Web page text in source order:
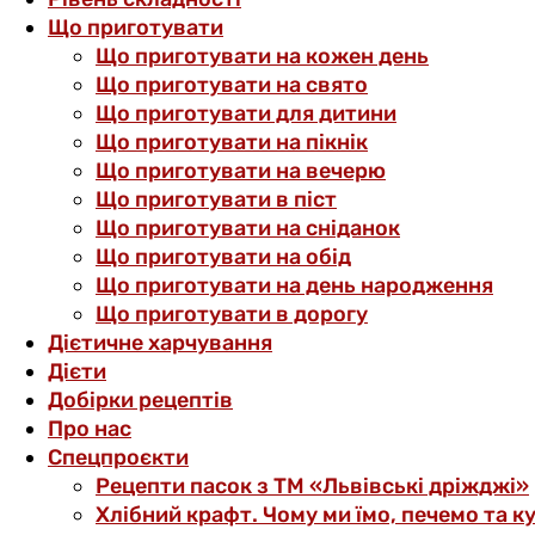
Що приготувати
Що приготувати на кожен день
Що приготувати на свято
Що приготувати для дитини
Що приготувати на пікнік
Що приготувати на вечерю
Що приготувати в піст
Що приготувати на сніданок
Що приготувати на обід
Що приготувати на день народження
Що приготувати в дорогу
Дієтичне харчування
Дієти
Добірки рецептів
Про нас
Спецпроєкти
Рецепти пасок з ТМ «Львівські дріжджі»
Хлібний крафт. Чому ми їмо, печемо та